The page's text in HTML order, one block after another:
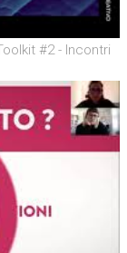
#2 - Incontri